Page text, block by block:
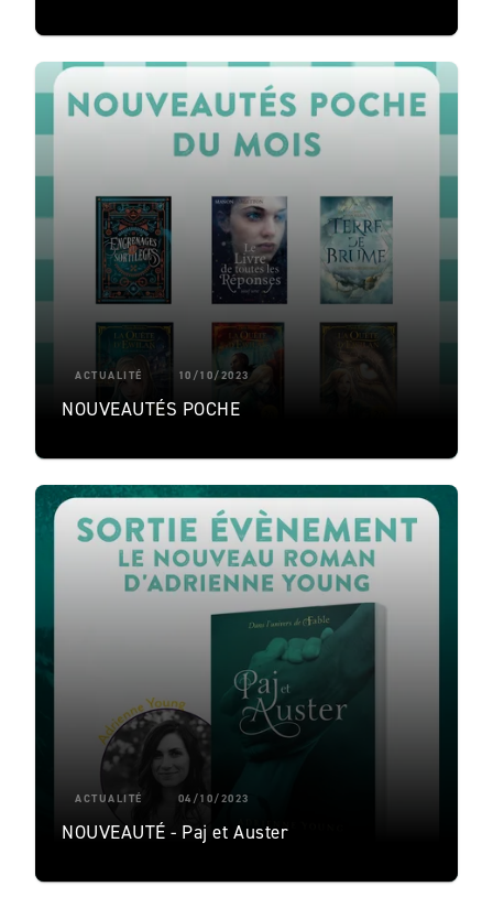
ACTUALITÉ 10/10/2023
NOUVEAUTÉS POCHE
ACTUALITÉ 04/10/2023
NOUVEAUTÉ - Paj et Auster